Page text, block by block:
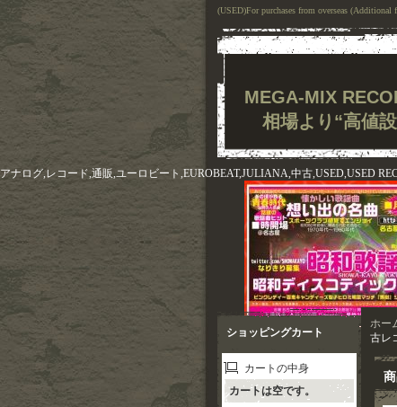
アナログ,レコード,通販,ユーロビート,EUROBEAT,JULIANA,中古,USED,USED
(USED)For purchases from overseas
MEGA-MIX
相場より“高値
ショッピングカート
カートの中身
カートは空です。
ホー
古レ